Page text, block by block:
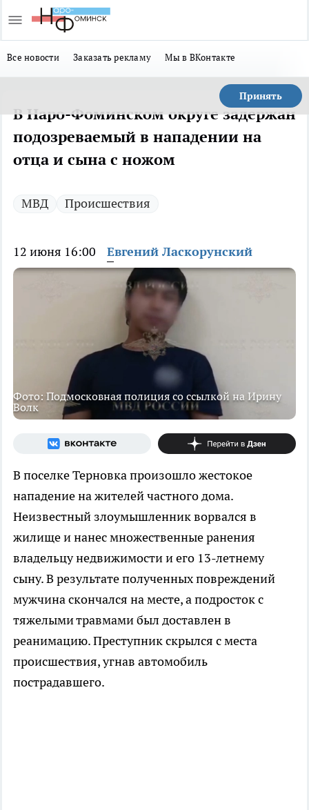
Все новости Заказать рекламу Мы в ВКонтакте
Принять
В Наро-Фоминском округе задержан
подозреваемый в нападении на
отца и сына с ножом
МВД Происшествия
12 июня 16:00 Евгений Ласкорунский
Фото: Подмосковная полиция со ссылкой на Ирину
Волк
В поселке Терновка произошло жестокое
нападение на жителей частного дома.
Неизвестный злоумышленник ворвался в
жилище и нанес множественные ранения
владельцу недвижимости и его 13-летнему
сыну. В результате полученных повреждений
мужчина скончался на месте, а подросток с
тяжелыми травмами был доставлен в
реанимацию. Преступник скрылся с места
происшествия, угнав автомобиль
пострадавшего.